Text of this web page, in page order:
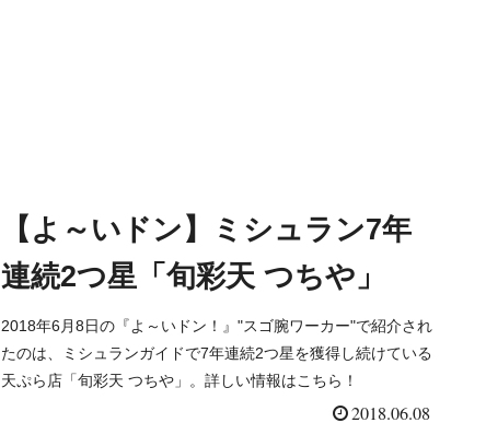
【よ～いドン】ミシュラン7年
連続2つ星「旬彩天 つちや」
2018年6月8日の『よ～いドン！』"スゴ腕ワーカー"で紹介され
たのは、ミシュランガイドで7年連続2つ星を獲得し続けている
天ぷら店「旬彩天 つちや」。詳しい情報はこちら！
2018.06.08